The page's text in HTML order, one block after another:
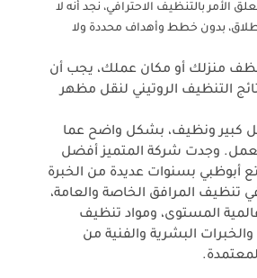
الأمر بالتنظيف الاحترافي، نجد أنه لا
بدون خطط وأهداف محددة ولا
منزلك أو مكان عملك، يجب أن
التنظيف الروتيني لنقل مظهر
كبير ونظيف، بشكل واضح عما
وجدت شركة المتميز أفضل
أبوظبي بسنوات عديدة من الخبرة
تنظيف المرافق الخاصة والعامة،
المستوى، ومواد تنظيف
والخبرات البشرية والفنية من